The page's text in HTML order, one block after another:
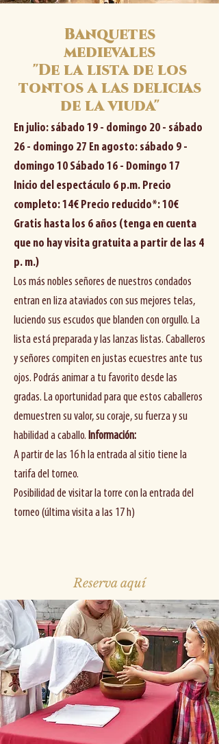
Sur réservation
Banquetes
medievales
"De la lista de los
tontos a las delicias
de la viuda"
En julio: sábado 19 - domingo 20 - sábado
26 - domingo 27 En agosto: sábado 9 -
domingo 10 Sábado 16 - Domingo 17
Inicio del espectáculo 6 p.m. Precio
completo: 14€ Precio reducido*: 10€
Gratis hasta los 6 años (tenga en cuenta
que no hay visita gratuita a partir de las 4
p. m.)
Los más nobles señores de nuestros condados
entran en liza ataviados con sus mejores telas,
luciendo sus escudos que blanden con orgullo. La
lista está preparada y las lanzas listas. Caballeros
y señores compiten en justas ecuestres ante tus
ojos. Podrás animar a tu favorito desde las
gradas. La oportunidad para que estos caballeros
demuestren su valor, su coraje, su fuerza y ​​su
habilidad a caballo. Información:
A partir de las 16 h la entrada al sitio tiene la
tarifa del torneo.
Posibilidad de visitar la torre con la entrada del
torneo (última visita a las 17 h) ​
Reserva aquí